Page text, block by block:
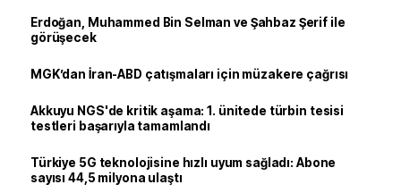
Erdoğan, Muhammed Bin Selman ve Şahbaz Şerif ile
görüşecek
MGK’dan İran-ABD çatışmaları için müzakere çağrısı
Akkuyu NGS'de kritik aşama: 1. ünitede türbin tesisi
testleri başarıyla tamamlandı
Türkiye 5G teknolojisine hızlı uyum sağladı: Abone
sayısı 44,5 milyona ulaştı